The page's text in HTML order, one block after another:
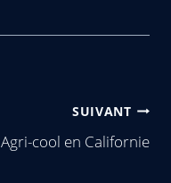
SUIVANT
Agri-cool en Californie